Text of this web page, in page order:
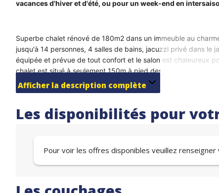
vacances d'hiver et d'été, ou pour un week-end en
Superbe chalet rénové de 180m2 dans un immeuble au
jusqu'à 14 personnes, 4 salles de bains, jacuzzi privé dans le
équipée et prévue de tout confort et le salon est chaleureux
chalet est situé à seulement 150m à pied des remontées
(douche, lavabo et toilettes) dans chaque chambre (lits
spacieuse pour 8 personnes avec sa propre salle de bains et
Le logement se situe au centre de Vaujany, proche de la
sont un vrai plus pour que vous puissiez admirer la
Afficher la description complète
Les disponibilités pour
Pour voir les offres disponibles veuillez